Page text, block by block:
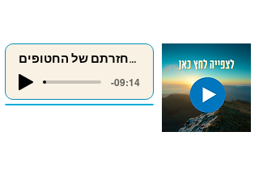
מדיטציה לחזרתם של החטופים
-09:14